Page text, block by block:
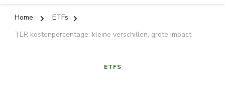
Home
ETFs
TER kostenpercentage: kleine verschillen, grote impact
ETFS